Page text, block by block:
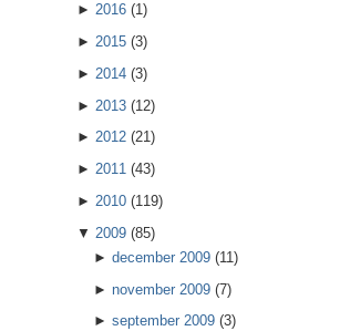
► 2016 (1)
► 2015 (3)
► 2014 (3)
► 2013 (12)
► 2012 (21)
► 2011 (43)
► 2010 (119)
▼ 2009 (85)
►december 2009 (11)
►november 2009 (7)
►september 2009 (3)